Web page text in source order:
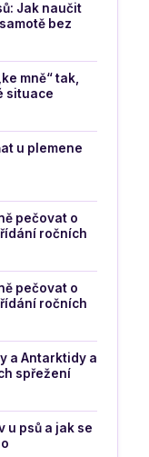
Jak naučit
bez
mně“ tak,
situace
u plemene
pečovat o
ročních
pečovat o
ročních
a Antarktidy a
spřežení
u psů a jak se